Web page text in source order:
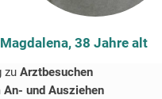
38 Jahre alt
zu Arztbesuchen
An- und Ausziehen